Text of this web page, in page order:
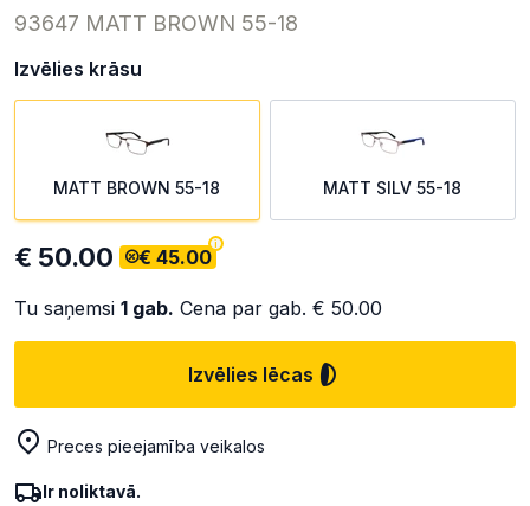
93647 MATT BROWN 55-18
Izvēlies krāsu
MATT BROWN 55-18 MATT SILV 55-18
€ 50.00 € 45.00
Tu saņemsi 1 gab. Cena par gab. € 50.00
Izvēlies lēcas
Preces pieejamība veikalos
Ir noliktavā.